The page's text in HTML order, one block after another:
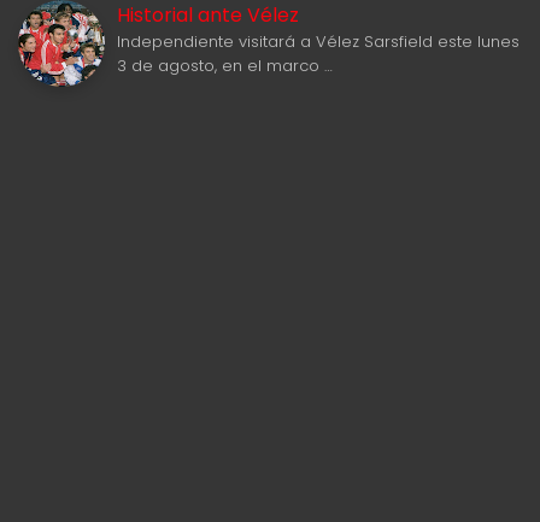
Historial ante Vélez
Independiente visitará a Vélez Sarsfield este lunes
3 de agosto, en el marco …